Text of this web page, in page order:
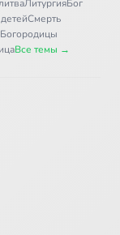
ЛитургияБог
Смерть
Все темы →